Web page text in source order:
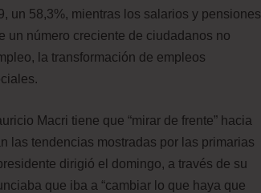
un 58,3%, mientras los salarios y pensiones
un número creciente de ciudadanos no
la transformación de empleos
Macri tiene que “mirar de frente” hacia
las tendencias mostradas por las primarias
dirigió el domingo, a través de su
que iba a “cambiar lo que haya que